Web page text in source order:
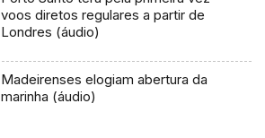
voos diretos regulares a partir de
Londres (áudio)
Madeirenses elogiam abertura da
marinha (áudio)